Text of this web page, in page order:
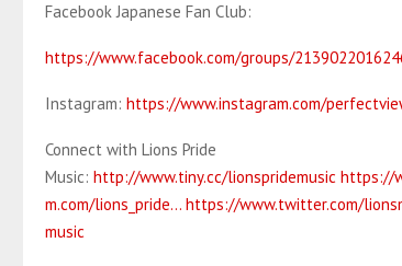
Facebook Japanese Fan Club:
https://www.facebook.com/groups/
Instagram: https://www.instagram.com/
Connect with Lions Pride
Music: http://www.tiny.cc/lionspridemusic https://
m.com/lions_pride… https://www.twitter.com/
music